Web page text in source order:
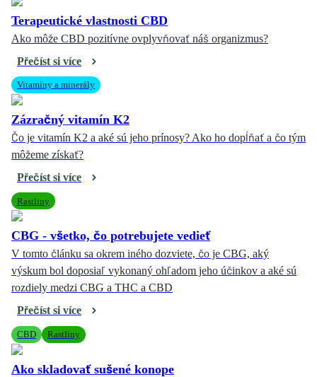
Terapeutické vlastnosti CBD
Ako môže CBD pozitívne ovplyvňovať náš organizmus?
Přečíst si více
Vitamíny a minerály
Zázračný vitamín K2
Čo je vitamín K2 a aké sú jeho prínosy? Ako ho dopĺňať a čo tým
môžeme získať?
Přečíst si více
Rastliny
CBG - všetko, čo potrebujete vedieť
V tomto článku sa okrem iného dozviete, čo je CBG, aký
výskum bol doposiaľ vykonaný ohľadom jeho účinkov a aké sú
rozdiely medzi CBG a THC a CBD
Přečíst si více
CBD Rastliny
Ako skladovať sušené konope